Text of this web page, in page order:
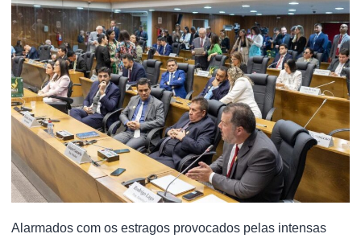
Alarmados com os estragos provocados pelas intensas